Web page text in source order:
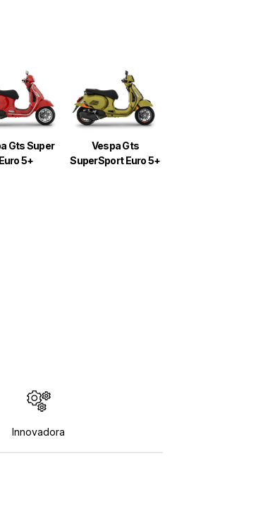
Gts Super
Euro 5+
Vespa Gts
SuperSport Euro 5+
Innovadora